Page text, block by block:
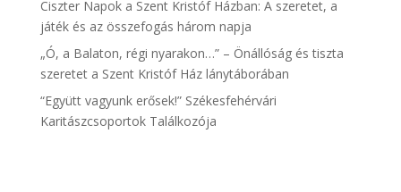
Ciszter Napok a Szent Kristóf Házban: A szeretet, a
játék és az összefogás három napja
„Ó, a Balaton, régi nyarakon…” – Önállóság és tiszta
szeretet a Szent Kristóf Ház lánytáborában
“Együtt vagyunk erősek!” Székesfehérvári
Karitászcsoportok Találkozója